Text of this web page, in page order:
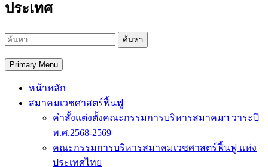
ประเทศ
ค้นหา
Primary Menu
หน้าหลัก
สมาคมเวชศาสตร์ฟื้นฟู
คำสั้งแต่งตั้งคณะกรรมการบริหารสมาคมฯ วาระปี
พ.ศ.2568-2569
คณะกรรมการบริหารสมาคมเวชศาสตร์ฟื้นฟู แห่ง
ประเทศไทย